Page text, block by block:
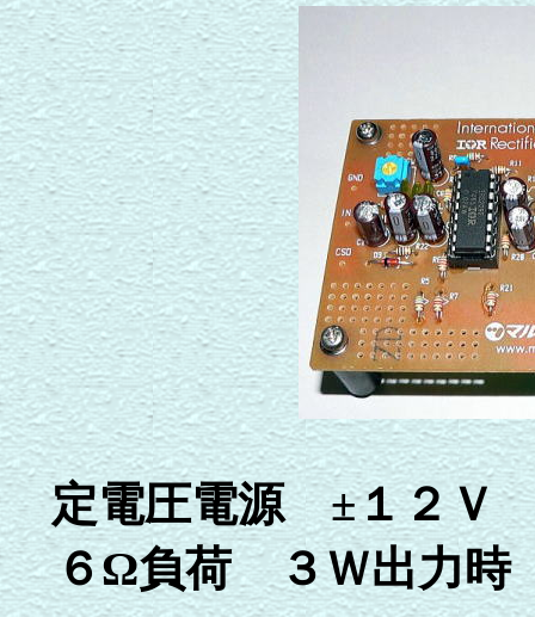
定電圧電源 ±１２
６Ω負荷 ３Ｗ出力時